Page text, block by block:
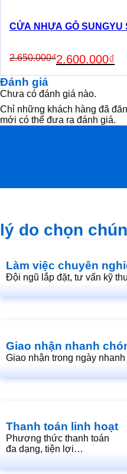
CỬA NHỰA GỖ SUNGYU
2.650.000₫2.600.000₫
is:
Đánh giá
Chưa có đánh giá nào.
Chỉ những khách hàng đã
mới có thể đưa ra đánh giá.
lý do chọn
Làm việc chuyên
Đội ngũ lắp đặt, tư vấn kỹ
Giao nhận nhanh
Giao nhận trong ngày
Thanh toán linh hoạt
Phương thức thanh toán
đa dạng, tiện lợi…